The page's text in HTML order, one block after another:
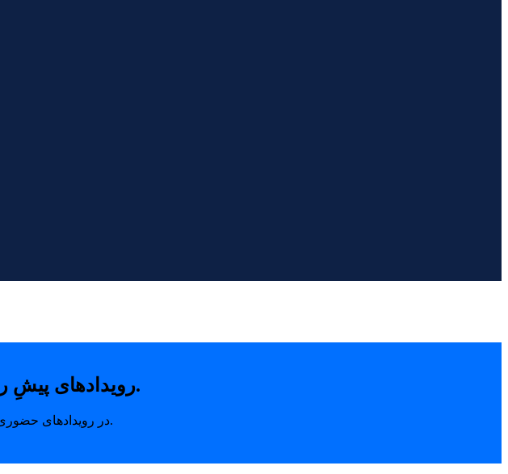
رویدادهای پیشِ روی کامیاب را ببینید و همین امروز با خیال راحت جای خودتان را رزرو کنید.
در رویدادهای حضوری یا آنلاین ما شرکت کنید، مهارت‌های کاربردی بیاموزید و ارتباطاتی بسازید که مسیر رشد شما را متحول می‌کند.